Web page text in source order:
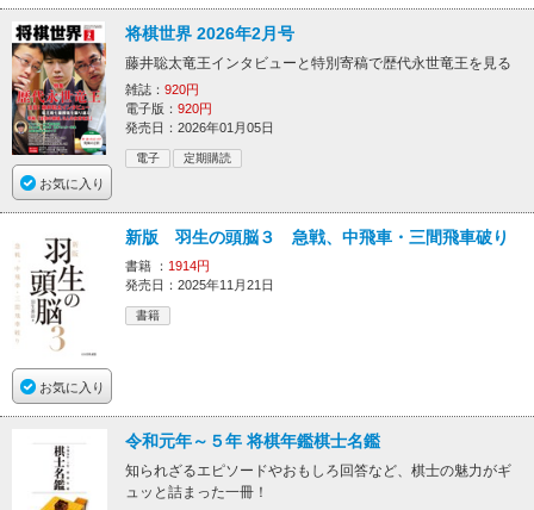
お気に入り
将棋世界 2026年2月号
藤井聡太竜王インタビューと特別寄稿で歴代永世竜王を見る
雑誌： 920円
電子版： 920円
発売日：2026年01月05日
電子 定期購読
お気に入り
新版 羽生の頭脳３ 急戦、中飛車・三間飛車破り
書籍 ： 1914円
発売日：2025年11月21日
書籍
令和元年～５年 将棋年鑑棋士名鑑
知られざるエピソードやおもしろ回答など、棋士の魅力がギ
ュッと詰まった一冊！